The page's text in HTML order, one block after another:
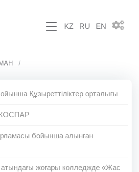
KZ RU EN
Құзыреттіліктер орталығы
бойынша алынған
жоғары колледжде «Жас